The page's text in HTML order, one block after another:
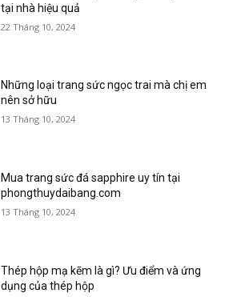
tại nhà hiệu quả
22 Tháng 10, 2024
Những loại trang sức ngọc trai mà chị em
nên sở hữu
13 Tháng 10, 2024
Mua trang sức đá sapphire uy tín tại
phongthuydaibang.com
13 Tháng 10, 2024
Thép hộp mạ kẽm là gì? Ưu điểm và ứng
dụng của thép hộp